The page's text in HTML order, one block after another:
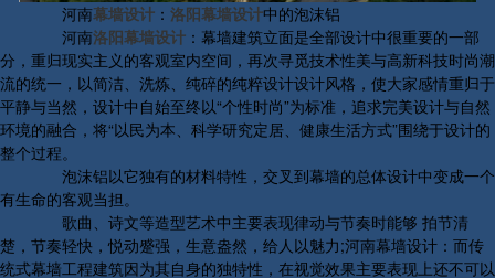
河南幕墙设计 ： 洛阳幕墙设计中的泡沫铝
河南洛阳幕墙设计 ：幕墙建筑立面是全部设计中很重要的一部
分，重归现实主义的客观室内空间，再次寻觅技术性美与高新科技时尚潮
流的统一，以简洁、洗炼、纯碎的纯粹设计设计风格，使大家感情重归于
平静与当然，设计中自始至终以“个性时尚”为标准，追求完美设计与自然
环境的融合，将“以民为本、科学研究定居、健康生活方式”围绕于设计的
整个过程。
泡沫铝以它独有的材料特性，交叉到幕墙的总体设计中变成一个
有生命的客观当担。
歌曲、诗文等造型艺术中主要表现律动与节奏时能够 拍节清
楚，节奏轻快，悦动蹙强，生意盎然，给人以魅力;河南幕墙设计：而传
统式幕墙工程建筑因为其自身的独特性，在视觉效果主要表现上还不可以